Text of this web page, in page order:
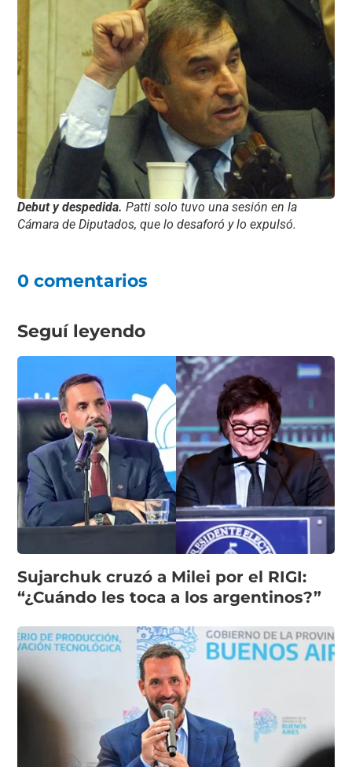
Debut y despedida.Patti solo tuvo una sesión en la
Cámara de Diputados, que lo desaforó y lo expulsó.
0 comentarios
Seguí leyendo
Sujarchuk cruzó a Milei por el RIGI:
“¿Cuándo les toca a los argentinos?”